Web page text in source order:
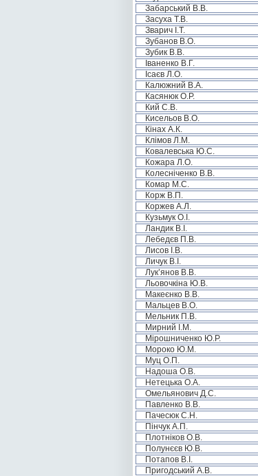
Забарський В.В.
Засуха Т.В.
Зварич І.Т.
Зубанов В.О.
Зубик В.В.
Іваненко В.Г.
Ісаєв Л.О.
Калюжний В.А.
Касянюк О.Р.
Кий С.В.
Кисельов В.О.
Кінах А.К.
Клімов Л.М.
Ковалевська Ю.С.
Кожара Л.О.
Колесніченко В.В.
Комар М.С.
Корж В.П.
Коржев А.Л.
Кузьмук О.І.
Ландик В.І.
Лебедєв П.В.
Лисов І.В.
Личук В.І.
Лук’янов В.В.
Льовочкіна Ю.В.
Макеєнко В.В.
Мальцев В.О.
Мельник П.В.
Мирний І.М.
Мірошниченко Ю.Р.
Мороко Ю.М.
Муц О.П.
Надоша О.В.
Нетецька О.А.
Омельянович Д.С.
Павленко В.В.
Пачесюк С.Н.
Пінчук А.П.
Плотніков О.В.
Полунєєв Ю.В.
Потапов В.І.
Пригодський А.В.